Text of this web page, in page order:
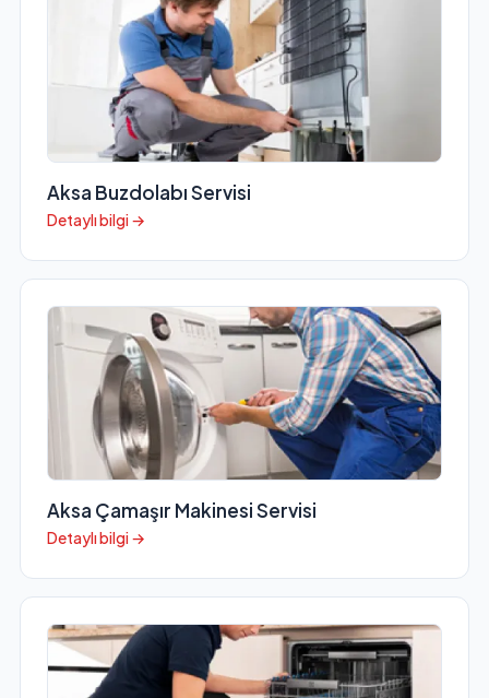
Aksa Buzdolabı Servisi
Detaylı bilgi →
Aksa Çamaşır Makinesi Servisi
Detaylı bilgi →